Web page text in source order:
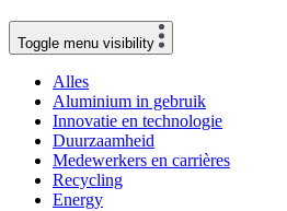
Toggle menu visibility
Alles
Aluminium in gebruik
Innovatie en technologie
Duurzaamheid
Medewerkers en carrières
Recycling
Energy